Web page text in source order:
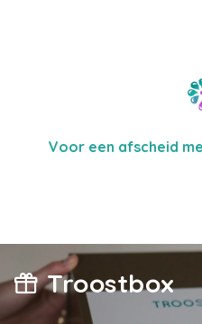
Voor een afscheid
Troostbox